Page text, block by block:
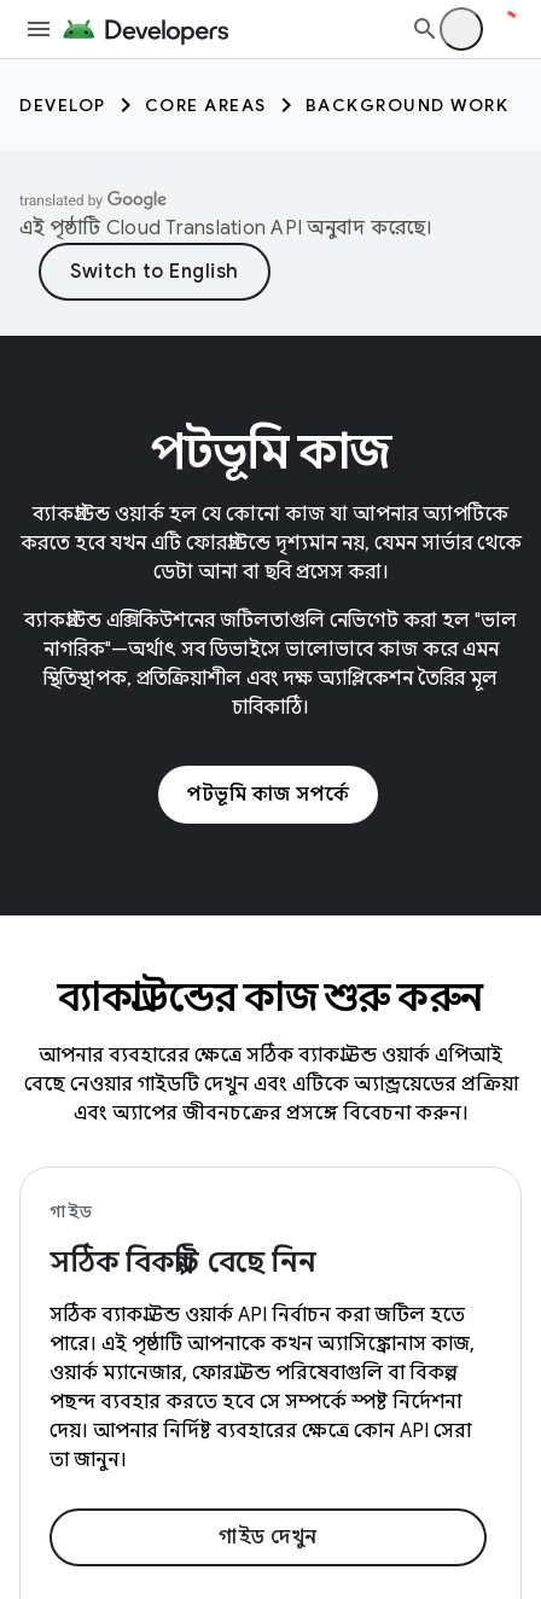
DEVELOP CORE AREAS BACKGROUND WORK
এই পৃষ্ঠাটি Cloud Translation API অনুবাদ করেছে।
পটভূমি কাজ
ব্যাকগ্রাউন্ড ওয়ার্ক হল যে কোনো কাজ যা আপনার অ্যাপটিকে
করতে হবে যখন এটি ফোরগ্রাউন্ডে দৃশ্যমান নয়, যেমন সার্ভার থেকে
ডেটা আনা বা ছবি প্রসেস করা।
ব্যাকগ্রাউন্ড এক্সিকিউশনের জটিলতাগুলি নেভিগেট করা হল "ভাল
নাগরিক"—অর্থাৎ সব ডিভাইসে ভালোভাবে কাজ করে এমন
স্থিতিস্থাপক, প্রতিক্রিয়াশীল এবং দক্ষ অ্যাপ্লিকেশন তৈরির মূল
চাবিকাঠি।
পটভূমি কাজ সম্পর্কে
ব্যাকগ্রাউন্ডের কাজ শুরু করুন
আপনার ব্যবহারের ক্ষেত্রে সঠিক ব্যাকগ্রাউন্ড ওয়ার্ক এপিআই
বেছে নেওয়ার গাইডটি দেখুন এবং এটিকে অ্যান্ড্রয়েডের প্রক্রিয়া
এবং অ্যাপের জীবনচক্রের প্রসঙ্গে বিবেচনা করুন।
গাইড
সঠিক বিকল্পটি বেছে নিন
সঠিক ব্যাকগ্রাউন্ড ওয়ার্ক API নির্বাচন করা জটিল হতে
পারে। এই পৃষ্ঠাটি আপনাকে কখন অ্যাসিঙ্ক্রোনাস কাজ,
ওয়ার্ক ম্যানেজার, ফোরগ্রাউন্ড পরিষেবাগুলি বা বিকল্প
পছন্দ ব্যবহার করতে হবে সে সম্পর্কে স্পষ্ট নির্দেশনা
দেয়। আপনার নির্দিষ্ট ব্যবহারের ক্ষেত্রে কোন API সেরা
তা জানুন।
গাইড দেখুন